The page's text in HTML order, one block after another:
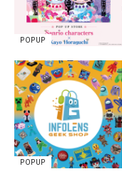
POPUP
POPUP